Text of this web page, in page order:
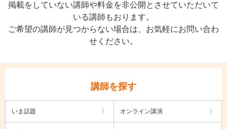
掲載をしていない講師や料金を非公開とさせていただいて
いる講師もおります。
ご希望の講師が見つからない場合は、お気軽にお問い合わ
せください。
講師を探す
いま話題 オンライン講演